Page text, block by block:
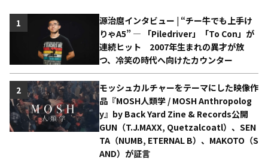
源治麿インタビュー | “チー牛でも上手け
りゃA5” ― 「Piledriver」「To Con」が
連続ヒット 2007年生まれの異才が放
つ、冷笑の時代へ向けたカウンター
1
モッシュカルチャーをテーマにした映像作
品『MOSH人類学 / MOSH Anthropolog
y』by Back Yard Zine & Records公開
GUN（T.J.MAXX, Quetzalcoatl）、SEN
TA（NUMB, ETERNAL B）、MAKOTO（S
AND）が証言
2